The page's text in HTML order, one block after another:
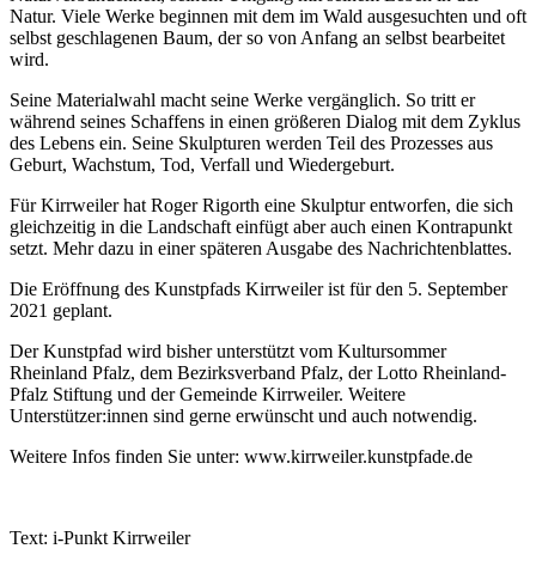
Natur. Viele Werke beginnen mit dem im Wald ausgesuchten und oft
selbst geschlagenen Baum, der so von Anfang an selbst bearbeitet
wird.
Seine Materialwahl macht seine Werke vergänglich. So tritt er
während seines Schaffens in einen größeren Dialog mit dem Zyklus
des Lebens ein. Seine Skulpturen werden Teil des Prozesses aus
Geburt, Wachstum, Tod, Verfall und Wiedergeburt.
Für Kirrweiler hat Roger Rigorth eine Skulptur entworfen, die sich
gleichzeitig in die Landschaft einfügt aber auch einen Kontrapunkt
setzt. Mehr dazu in einer späteren Ausgabe des Nachrichtenblattes.
Die Eröffnung des Kunstpfads Kirrweiler ist für den 5. September
2021 geplant.
Der Kunstpfad wird bisher unterstützt vom Kultursommer
Rheinland Pfalz, dem Bezirksverband Pfalz, der Lotto Rheinland-
Pfalz Stiftung und der Gemeinde Kirrweiler. Weitere
Unterstützer:innen sind gerne erwünscht und auch notwendig.
Weitere Infos finden Sie unter: www.kirrweiler.kunstpfade.de
Text: i-Punkt Kirrweiler